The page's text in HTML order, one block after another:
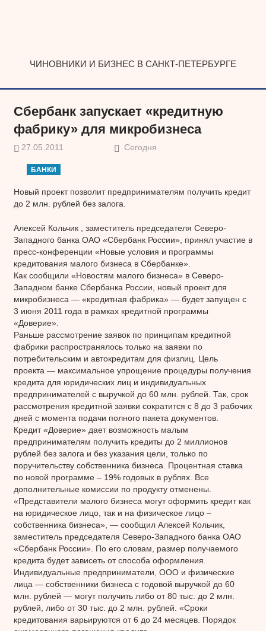
ЧИНОВНИКИ И БИЗНЕС В САНКТ-ПЕТЕРБУРГЕ
Сбербанк запускает «кредитную
фабрику» для микробизнеса
27.05.2011 Сегодня
БАНКИ
Новый проект позволит предпринимателям получить кредит
до 2 млн. рублей без залога.
Алексей Кольчик , заместитель председателя Северо-
Западного банка ОАО «Сбербанк России», принял участие в
пресс-конференции «Новые условия и программы
кредитования малого бизнеса в Сбербанке».
Как сообщили «Новостям малого бизнеса» в Северо-
Западном банке Сбербанка России, новый проект для
микробизнеса — «кредитная фабрика» — будет запущен с
3 июня 2011 года в рамках кредитной программы
«Доверие».
Раньше рассмотрение заявок по принципам кредитной
фабрики распространялось только на заявки по
потребительским и автокредитам для физлиц. Цель
проекта — максимальное упрощение процедуры получения
кредита для юридических лиц и индивидуальных
предпринимателей с выручкой до 60 млн. рублей. Так, срок
рассмотрения кредитной заявки сократится с 8 до 3 рабочих
дней с момента подачи полного пакета документов.
Кредит «Доверие» дает возможность малым
предпринимателям получить кредиты до 2 миллионов
рублей без залога и без указания цели, только по
поручительству собственника бизнеса. Процентная ставка
по новой программе – 19% годовых в рублях. Все
дополнительные комиссии по продукту отменены.
«Представители малого бизнеса могут оформить кредит как
на юридическое лицо, так и на физическое лицо –
собственника бизнеса», — сообщил Алексей Кольчик,
заместитель председателя Северо-Западного банка ОАО
«Сбербанк России». По его словам, размер получаемого
кредита будет зависеть от способа оформления.
Индивидуальные предприниматели, ООО и физические
лица — собственники бизнеса с годовой выручкой до 60
млн. рублей — могут получить либо от 80 тыс. до 2 млн.
рублей, либо от 30 тыс. до 2 млн. рублей. «Сроки
кредитования варьируются от 6 до 24 месяцев. Порядок